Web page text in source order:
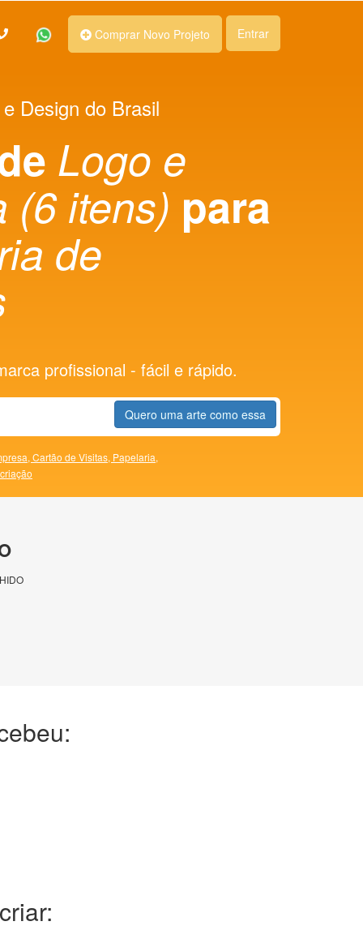
Comprar Novo Projeto Entrar
Design do Brasil
Logo e
(6 itens) para
de
profissional - fácil e rápido.
Quero uma arte como essa
Cartão de Visitas, Papelaria,